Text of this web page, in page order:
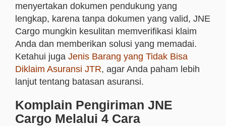
menyertakan dokumen pendukung yang
lengkap, karena tanpa dokumen yang valid, JNE
Cargo mungkin kesulitan memverifikasi klaim
Anda dan memberikan solusi yang memadai.
Ketahui juga Jenis Barang yang Tidak Bisa
Diklaim Asuransi JTR, agar Anda paham lebih
lanjut tentang batasan asuransi.
Komplain Pengiriman JNE
Cargo Melalui 4 Cara